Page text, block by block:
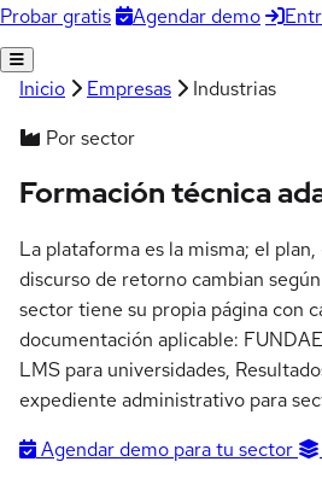
Probar gratis
Agendar demo
Inicio Empresas
Industrias
Por sector
Formación técnica
La plataforma es la misma; el
discurso de retorno cambian
sector tiene su propia página con
documentación aplicable:
LMS para universidades,
expediente administrativo para
Agendar demo para tu sector